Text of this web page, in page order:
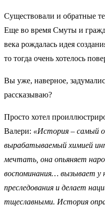
Существовали и обратные
Еще во время Смуты и
века рождалась идея
то тогда очень хотелось
Вы уже, наверное,
рассказываю?
Просто хотел
Валери: «История – самый
вырабатываемый химией
мечтать, она опьяняет
воспоминания… вызывает у
преследования и делает
тщеславными. История